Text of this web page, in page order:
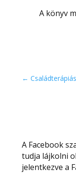
A könyv
←
A Facebook
tudja lájkolni
jelentkezve a